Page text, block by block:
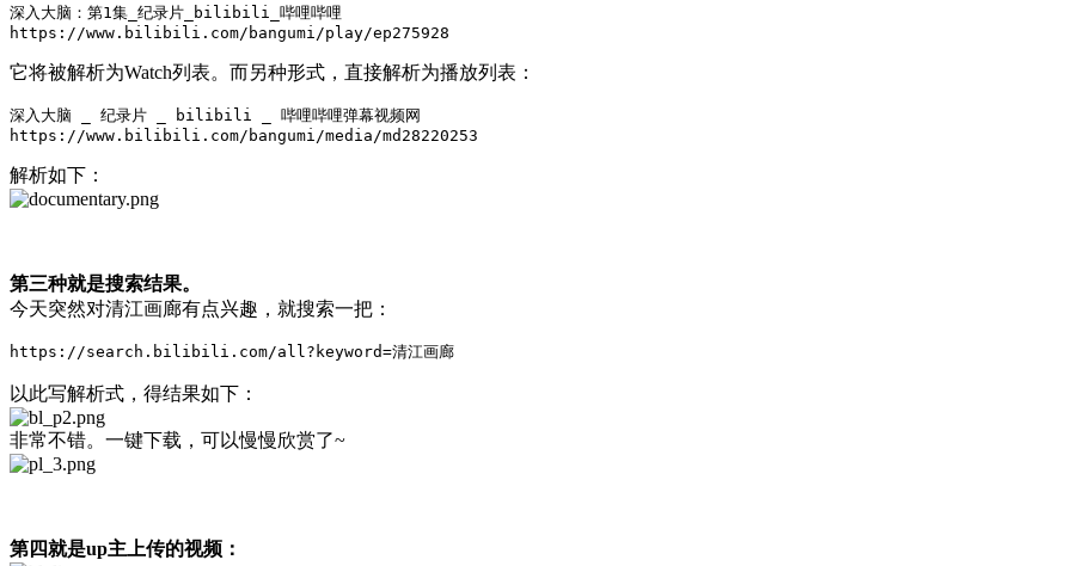
深入大脑：第1集_纪录片_bilibili_哔哩哔哩
它将被解析为Watch列表。而另种形式，直接解析为播放列表：
深入大脑 _ 纪录片 _ bilibili _ 哔哩哔哩弹幕视频网
https://www.bilibili.com/bangumi/media/md28220253
解析如下：
第三种就是搜索结果。
今天突然对清江画廊有点兴趣，就搜索一把：
以此写解析式，得结果如下：
非常不错。一键下载，可以慢慢欣赏了~
第四就是up主上传的视频：